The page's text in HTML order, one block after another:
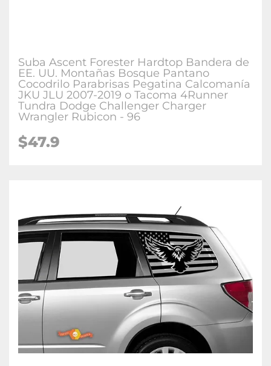
Suba Ascent Forester Hardtop Bandera de
EE. UU. Montañas Bosque Pantano
Cocodrilo Parabrisas Pegatina Calcomanía
JKU JLU 2007-2019 o Tacoma 4Runner
Tundra Dodge Challenger Charger
Wrangler Rubicon - 96
$47.9